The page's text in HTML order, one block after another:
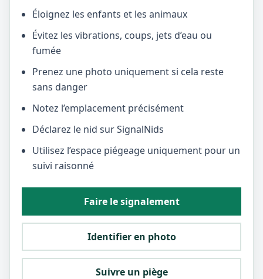
Éloignez les enfants et les animaux
Évitez les vibrations, coups, jets d’eau ou
fumée
Prenez une photo uniquement si cela reste
sans danger
Notez l’emplacement précisément
Déclarez le nid sur SignalNids
Utilisez l’espace piégeage uniquement pour un
suivi raisonné
Faire le signalement
Identifier en photo
Suivre un piège